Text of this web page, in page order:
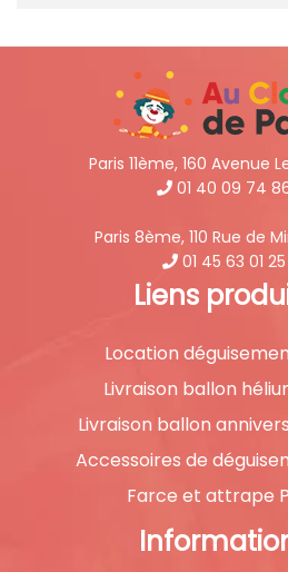
Paris 11ème, 160 Avenue
01 40 09 74
Paris 8ème, 110 Rue de
01 45 63 01 25
Liens
Location
Livraison ballon
Livraison ballon
Accessoires de
Farce et attrape